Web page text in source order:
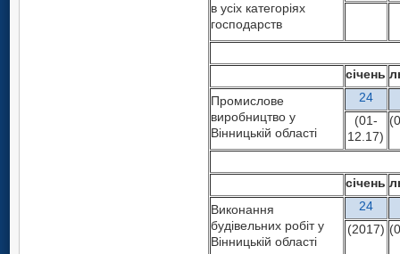
в усіх категоріях
господарств
січень
Промислове
виробництво у
Вінницькій області
24
(01-
12.17)
січень
Виконання
будівельних робіт у
Вінницькій області
24
(2017)